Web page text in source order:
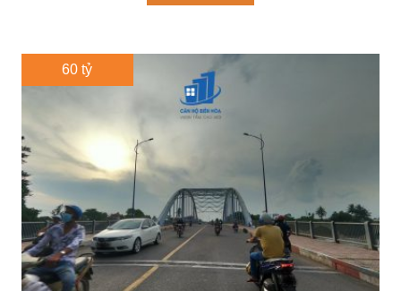
60 tỷ